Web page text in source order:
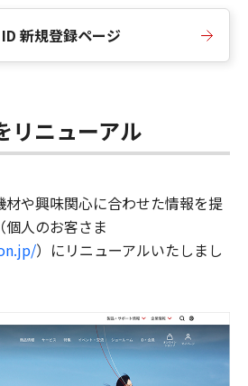
新規登録ページ
リニューアル
や興味関心に合わせた情報を提
人のお客さま
）にリニューアルいたしまし